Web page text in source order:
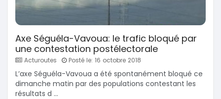
Axe Séguéla-Vavoua: le trafic bloqué par
une contestation postélectorale
Acturoutes Posté le: 16 octobre 2018
L’axe Séguéla-Vavoua a été spontanément bloqué ce
dimanche matin par des populations contestant les
résultats d ...